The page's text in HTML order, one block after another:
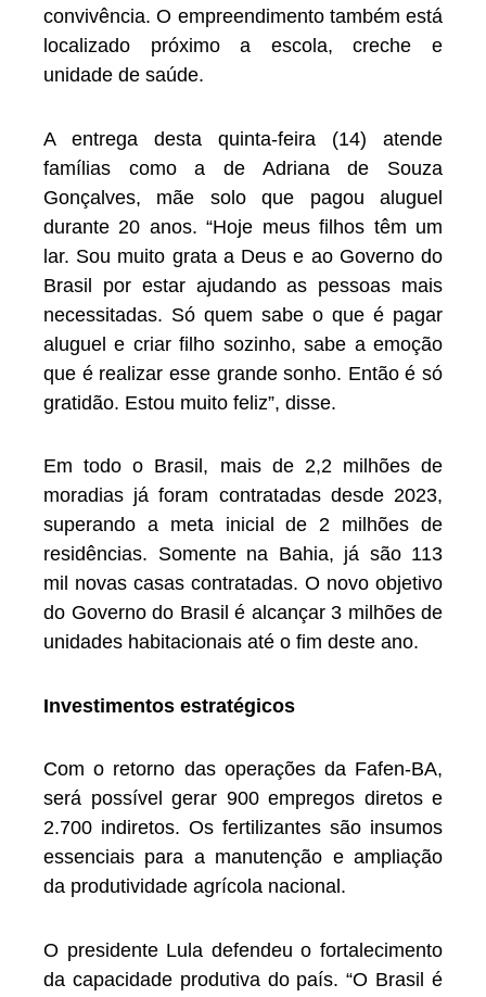
convivência. O empreendimento também está
localizado próximo a escola, creche e
unidade de saúde.
A entrega desta quinta-feira (14) atende
famílias como a de Adriana de Souza
Gonçalves, mãe solo que pagou aluguel
durante 20 anos. “Hoje meus filhos têm um
lar. Sou muito grata a Deus e ao Governo do
Brasil por estar ajudando as pessoas mais
necessitadas. Só quem sabe o que é pagar
aluguel e criar filho sozinho, sabe a emoção
que é realizar esse grande sonho. Então é só
gratidão. Estou muito feliz”, disse.
Em todo o Brasil, mais de 2,2 milhões de
moradias já foram contratadas desde 2023,
superando a meta inicial de 2 milhões de
residências. Somente na Bahia, já são 113
mil novas casas contratadas. O novo objetivo
do Governo do Brasil é alcançar 3 milhões de
unidades habitacionais até o fim deste ano.
Investimentos estratégicos
Com o retorno das operações da Fafen-BA,
será possível gerar 900 empregos diretos e
2.700 indiretos. Os fertilizantes são insumos
essenciais para a manutenção e ampliação
da produtividade agrícola nacional.
O presidente Lula defendeu o fortalecimento
da capacidade produtiva do país. “O Brasil é